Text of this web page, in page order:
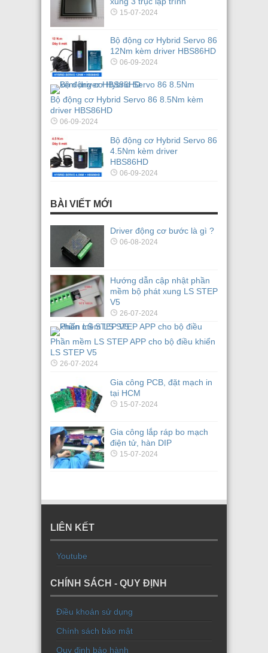
15-07-2024
Bộ động cơ Hybrid Servo 86
12Nm kèm driver HBS86HD
06-09-2024
Bộ động cơ Hybrid Servo 86 8.5Nm kèm
driver HBS86HD
06-09-2024
Bộ động cơ Hybrid Servo 86
4.5Nm kèm driver
HBS86HD
06-09-2024
BÀI VIẾT MỚI
Driver động cơ bước là gì ?
06-08-2024
Hướng dẫn cập nhật phần
mềm bộ phát xung LS STEP
V5
26-07-2024
Phần mềm LS STEP APP cho bộ điều khiển
LS STEP V5
26-07-2024
Gia công PCB, đặt mạch in
tại HCM
15-07-2024
Gia công lắp ráp bo mạch
điện tử, hàn DIP
15-07-2024
LIÊN KẾT
Youtube
CHÍNH SÁCH - QUY ĐỊNH
Điều khoản sử dụng
Chính sách bảo mật
Quy định bảo hành